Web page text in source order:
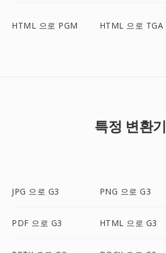
HTML 으로 PGM HTML 으로 TGA
특정 변환기
JPG 으로 G3 PNG 으로 G3
PDF 으로 G3 HTML 으로 G3